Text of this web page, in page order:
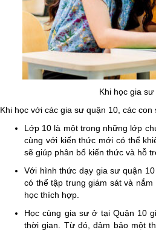
Khi học gia
Khi học với các gia sư quận 10, các
Lớp 10 là một trong những lớp
cùng với kiến thức mới có thể
sẽ giúp phân bổ kiến thức và hỗ
Với hình thức dạy gia sư quận
có thể tập trung giám sát và
học thích hợp.
Học cùng gia sư ở tại Quận 10
thời gian. Từ đó, đảm bảo một